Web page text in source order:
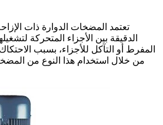
تعتمد المضخات الدوارة ذات
الدقيقة بين الأجزاء المتحركة
المفرط أو التآكل للأجزاء، بسبب
من خلال استخدام هذا النوع من